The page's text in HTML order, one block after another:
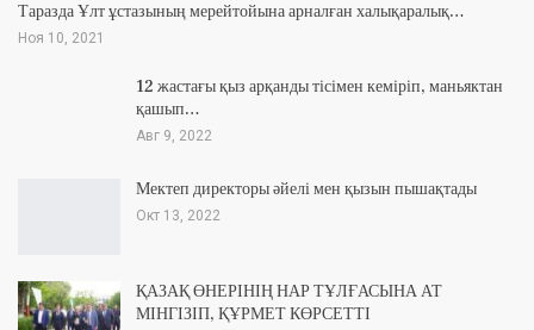
Таразда Ұлт ұстазының мерейтойына арналған халықаралық…
Ноя 10, 2021
12 жастағы қыз арқанды тісімен кеміріп, маньяктан
қашып…
Авг 9, 2022
Мектеп директоры әйелі мен қызын пышақтады
Окт 13, 2022
ҚАЗАҚ ӨНЕРІНІҢ НАР ТҰЛҒАСЫНА АТ
МІНГІЗІП, ҚҰРМЕТ КӨРСЕТТІ